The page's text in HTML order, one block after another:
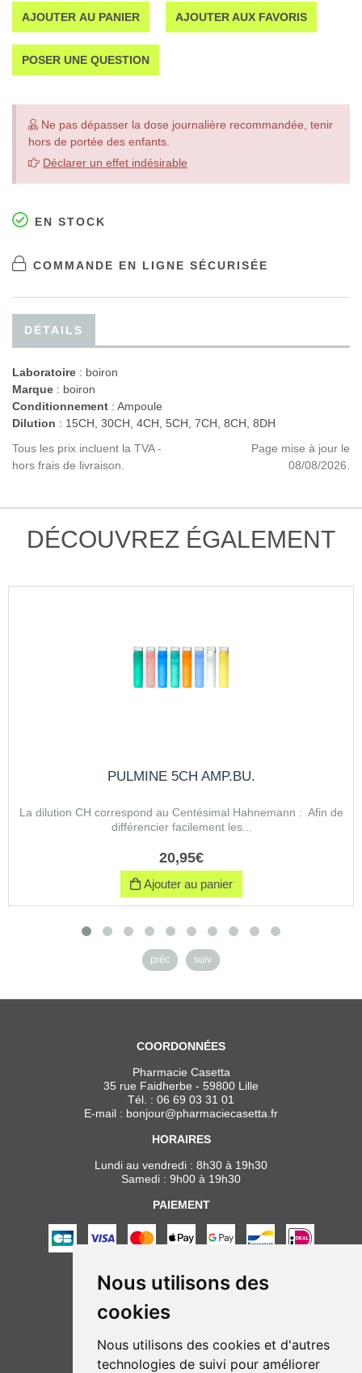
Nous utilisons des
cookies
Nous utilisons des cookies et d'autres
technologies de suivi pour améliorer
AJOUTER AU PANIER AJOUTER AUX FAVORIS
POSER UNE QUESTION
Ne pas dépasser la dose journalière recommandée, tenir
hors de portée des enfants.
Déclarer un effet indésirable
EN STOCK
COMMANDE EN LIGNE SÉCURISÉE
DÉTAILS
Laboratoire : boiron
Marque : boiron
Conditionnement : Ampoule
Dilution : 15CH, 30CH, 4CH, 5CH, 7CH, 8CH, 8DH
Tous les prix incluent la TVA -
hors frais de livraison.
Page mise à jour le
08/08/2026.
DÉCOUVREZ ÉGALEMENT
PULMINE 5CH AMP.BU.
La dilution CH correspond au Centésimal Hahnemann : Afin de
différencier facilement les...
20,95€
Ajouter au panier
préc suiv
COORDONNÉES
Pharmacie Casetta
35 rue Faidherbe - 59800 Lille
Tél. : 06 69 03 31 01
E-mail : bonjour@pharmaciecasetta.fr
HORAIRES
Lundi au vendredi : 8h30 à 19h30
Samedi : 9h00 à 19h30
PAIEMENT
NOUS SUIVRE